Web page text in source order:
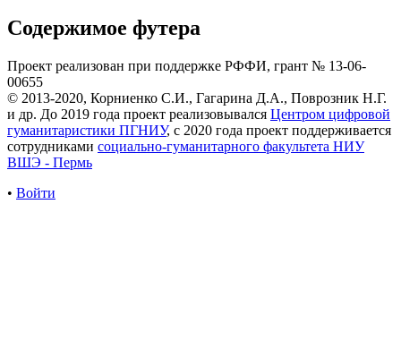
Содержимое футера
Проект реализован при поддержке РФФИ, грант № 13-06-
00655
© 2013-2020, Корниенко С.И., Гагарина Д.А., Поврозник Н.Г.
и др. До 2019 года проект реализовывался Центром цифровой
гуманитаристики ПГНИУ, с 2020 года проект поддерживается
сотрудниками социально-гуманитарного факультета НИУ
ВШЭ - Пермь
• Войти